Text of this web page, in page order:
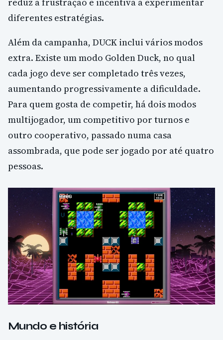
diferentes estratégias.
Além da campanha, DUCK inclui vários modos
extra. Existe um modo Golden Duck, no qual
cada jogo deve ser completado três vezes,
aumentando progressivamente a dificuldade.
Para quem gosta de competir, há dois modos
multijogador, um competitivo por turnos e
outro cooperativo, passado numa casa
assombrada, que pode ser jogado por até quatro
pessoas.
Mundo e história